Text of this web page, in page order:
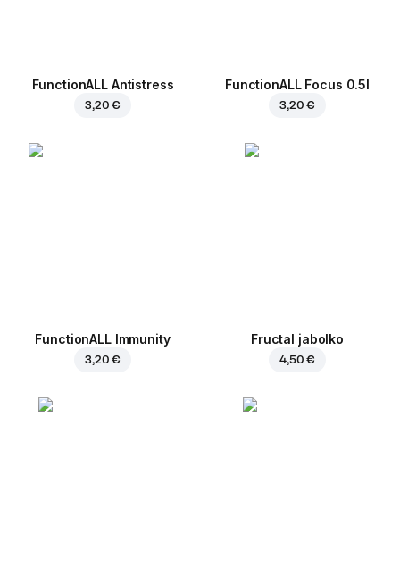
FunctionALL Antistress
3,20 €
FunctionALL Focus 0.5l
3,20 €
FunctionALL Immunity
3,20 €
Fructal jabolko
4,50 €